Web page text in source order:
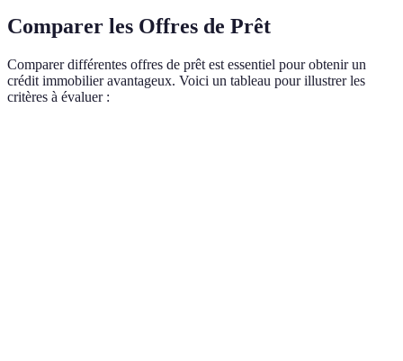
Comparer les Offres de Prêt
Comparer différentes offres de prêt est essentiel pour obtenir un
crédit immobilier avantageux. Voici un tableau pour illustrer les
critères à évaluer :